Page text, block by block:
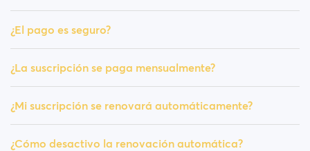
¿El pago es seguro?
¿La suscripción se paga mensualmente?
¿Mi suscripción se renovará automáticamente?
¿Cómo desactivo la renovación automática?